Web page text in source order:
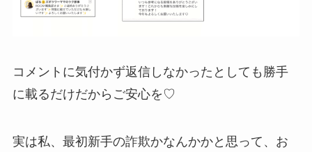
コメントに気付かず返信しなかったとしても勝手
に載るだけだからご安心を♡
実は私、最初新手の詐欺かなんかかと思って、お